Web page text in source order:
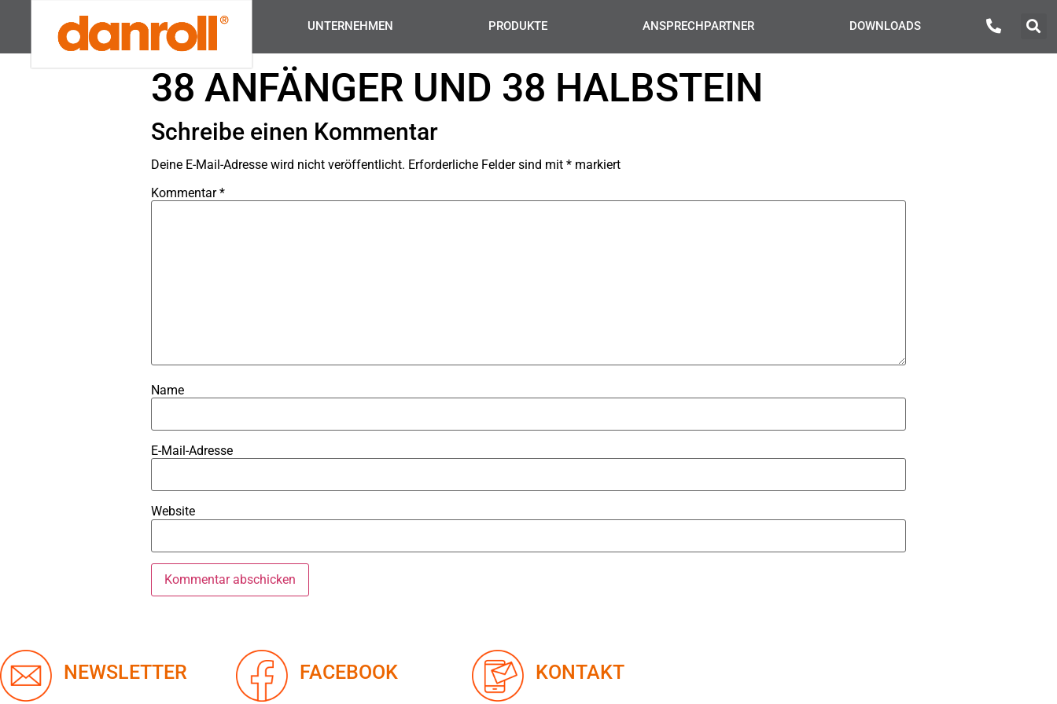
UNTERNEHMEN PRODUKTE ANSPRECHPARTNER DOWNLOADS
38 ANFÄNGER UND 38 HALBSTEIN
Schreibe einen Kommentar
Deine E-Mail-Adresse wird nicht veröffentlicht. Erforderliche Felder sind mit * markiert
Kommentar*
Name
E-Mail-Adresse
Website
NEWSLETTER FACEBOOK KONTAKT